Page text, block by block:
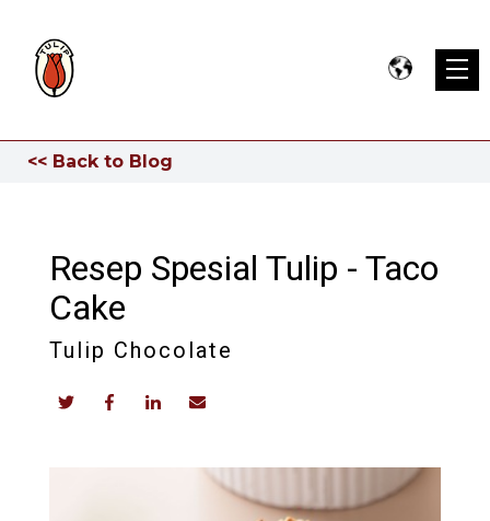
<< Back to Blog
Resep Spesial Tulip - Taco
Cake
Tulip Chocolate